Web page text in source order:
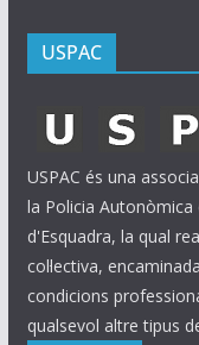
USPAC
USPAC és una
la Policia Autonòmica
d'Esquadra, la qual
col·lectiva,
condicions
qualsevol altre tipus